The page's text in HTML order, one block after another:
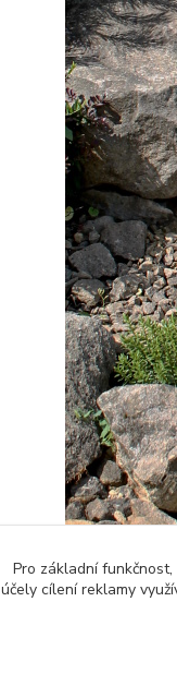
Pro základní
účely cílení reklamy